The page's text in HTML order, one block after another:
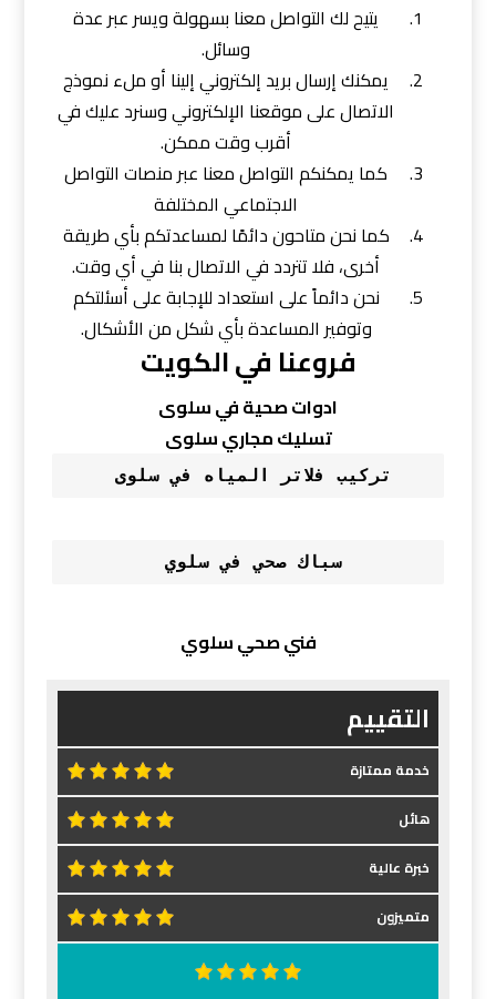
يتيح لك التواصل معنا بسهولة ويسر عبر عدة
وسائل.
يمكنك إرسال بريد إلكتروني إلينا أو ملء نموذج
الاتصال على موقعنا الإلكتروني وسنرد عليك في
أقرب وقت ممكن.
كما يمكنكم التواصل معنا عبر منصات التواصل
الاجتماعي المختلفة
كما نحن متاحون دائمًا لمساعدتكم بأي طريقة
أخرى، فلا تتردد في الاتصال بنا في أي وقت.
نحن دائماً على استعداد للإجابة على أسئلتكم
وتوفير المساعدة بأي شكل من الأشكال.
فروعنا في الكويت
ادوات صحية في سلوى
تسليك مجاري سلوى
تركيب فلاتر المياه في سلوى
سباك صحي في سلوي
فني صحي سلوي
التقييم
خدمة ممتازة
هائل
خبرة عالية
متميزون